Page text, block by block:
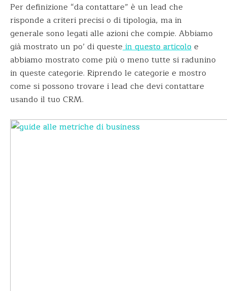
Per definizione “da contattare” è un lead che
risponde a criteri precisi o di tipologia, ma in
generale sono legati alle azioni che compie. Abbiamo
già mostrato un po’ di questein questo articoloe
abbiamo mostrato come più o meno tutte si radunino
in queste categorie. Riprendo le categorie e mostro
come si possono trovare i lead che devi contattare
usando il tuo CRM.